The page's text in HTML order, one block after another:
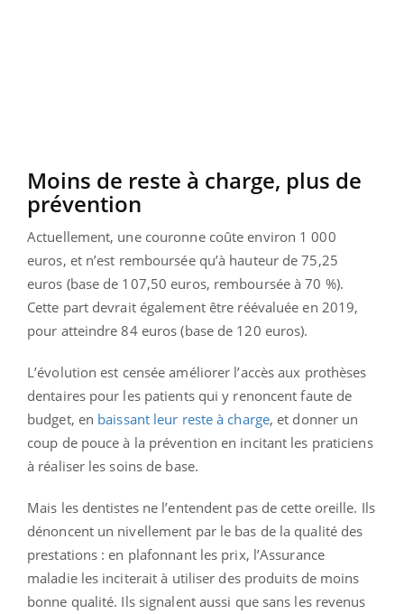
Moins de reste à charge, plus de
prévention
Actuellement, une couronne coûte environ 1 000
euros, et n’est remboursée qu’à hauteur de 75,25
euros (base de 107,50 euros, remboursée à 70 %).
Cette part devrait également être réévaluée en 2019,
pour atteindre 84 euros (base de 120 euros).
L’évolution est censée améliorer l’accès aux prothèses
dentaires pour les patients qui y renoncent faute de
budget, en baissant leur reste à charge, et donner un
coup de pouce à la prévention en incitant les praticiens
à réaliser les soins de base.
Mais les dentistes ne l’entendent pas de cette oreille. Ils
dénoncent un nivellement par le bas de la qualité des
prestations : en plafonnant les prix, l’Assurance
maladie les inciterait à utiliser des produits de moins
bonne qualité. Ils signalent aussi que sans les revenus